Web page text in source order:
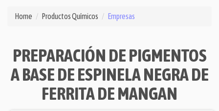
Home Productos Químicos Empresas
PREPARACIÓN DE PIGMENTOS
A BASE DE ESPINELA NEGRA DE
FERRITA DE MANGAN